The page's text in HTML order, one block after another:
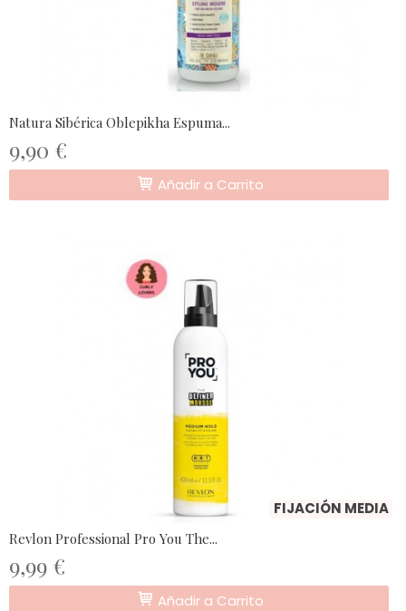
Natura Sibérica Oblepikha Espuma...
9,90 €
Añadir a Carrito
FIJACIÓN MEDIA
Revlon Professional Pro You The...
9,99 €
Añadir a Carrito